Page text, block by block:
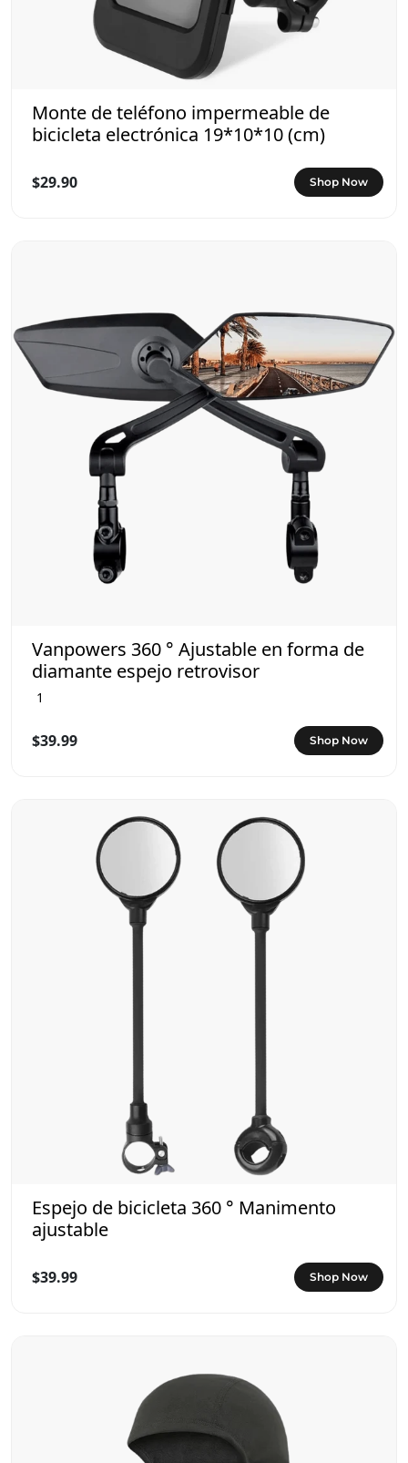
Monte de teléfono impermeable de
bicicleta electrónica 19*10*10 (cm)
$29.90 Shop Now
Vanpowers 360 ° Ajustable en forma de
diamante espejo retrovisor
1
$39.99 Shop Now
Espejo de bicicleta 360 ° Manimento
ajustable
$39.99 Shop Now